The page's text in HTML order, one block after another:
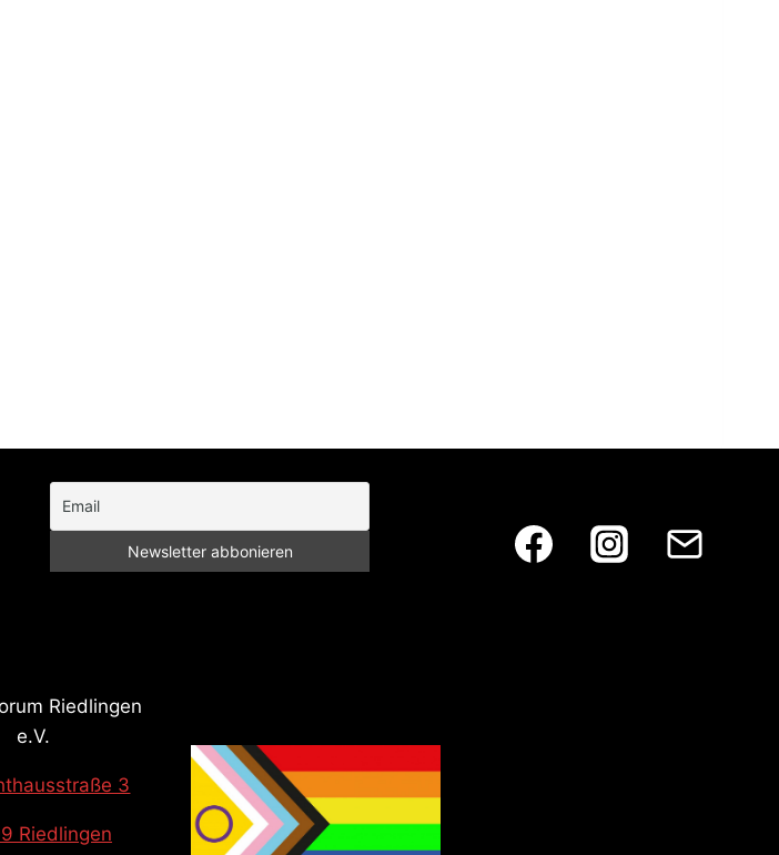
Riedlingen
e.V.
3
Riedlingen